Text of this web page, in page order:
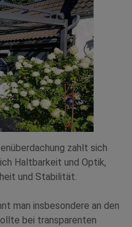
zahlt sich
Haltbarkeit und Optik,
und Stabilität.
man insbesondere an den
bei transparenten